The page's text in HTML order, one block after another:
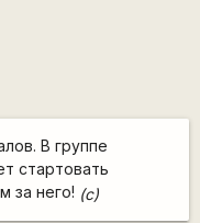
В группе
стартовать
за него! (c)